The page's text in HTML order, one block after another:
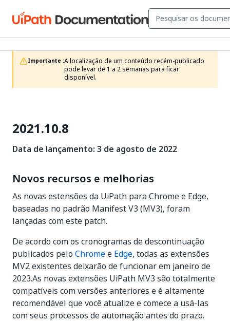
Importante :A localização de um conteúdo recém-publicado
pode levar de 1 a 2 semanas para ficar
disponível.
2021.10.8
Data de lançamento: 3 de agosto de 2022
Novos recursos e melhorias
As novas estensões da UiPath para Chrome e Edge,
baseadas no padrão Manifest V3 (MV3), foram
lançadas com este patch.
De acordo com os cronogramas de descontinuação
publicados pelo Chromee Edge, todas as extensões
MV2 existentes deixarão de funcionar em janeiro de
2023.As novas extensões UiPath MV3 são totalmente
compatíveis com versões anteriores e é altamente
recomendável que você atualize e comece a usá-las
com seus processos de automação antes do prazo.